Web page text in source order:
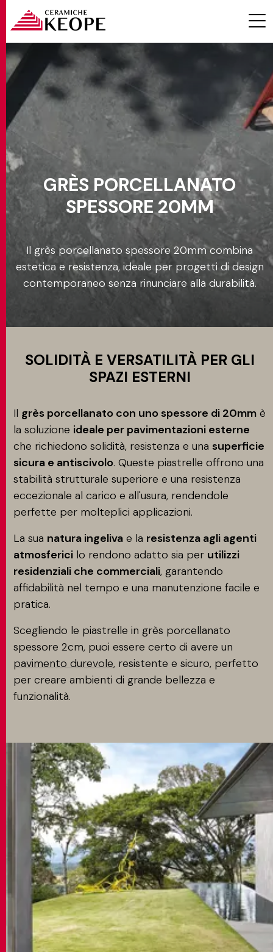
PROGETTI
MAGAZINE
EVENTI
MATCH APP
AREA RISERVATA
GRÈS PORCELLANATO
SPESSORE 20MM
Il grès porcellanato spessore 20mm combina
estetica e resistenza, ideale per progetti di design
contemporaneo senza rinunciare alla durabilità.
SOLIDITÀ E VERSATILITÀ PER GLI
SPAZI ESTERNI
Il grès porcellanato con uno spessore di 20mm è
la soluzione ideale per pavimentazioni esterne
che richiedono solidità, resistenza e una superficie
sicura e antiscivolo. Queste piastrelle offrono una
stabilità strutturale superiore e una resistenza
eccezionale al carico e all'usura, rendendole
perfette per molteplici applicazioni.
La sua natura ingeliva e la resistenza agli agenti
atmosferici lo rendono adatto sia per utilizzi
residenziali che commerciali, garantendo
affidabilità nel tempo e una manutenzione facile e
pratica.
Scegliendo le piastrelle in grès porcellanato
spessore 2cm, puoi essere certo di avere un
pavimento durevole, resistente e sicuro, perfetto
per creare ambienti di grande bellezza e
funzionalità.
Effetto
Ambiente
Colore
Formato
Spessore
20 mm
Applicazione